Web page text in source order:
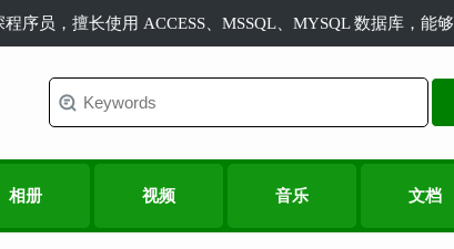
序员，擅长使用 ACCESS、MSSQL、MYSQL 数据库，能
相册 视频 音乐 文档